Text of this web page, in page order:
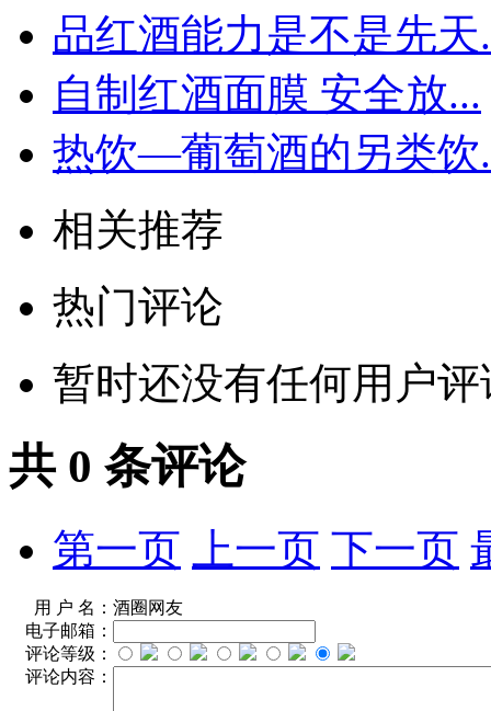
品红酒能力是不是先天
自制红酒面膜 安全放...
热饮—葡萄酒的另类饮
相关推荐
热门评论
暂时还没有任何用户评
共 0 条评论
第一页 上一页 下一页
用 户 名： 酒圈网友
电子邮箱：
评论等级：
评论内容：